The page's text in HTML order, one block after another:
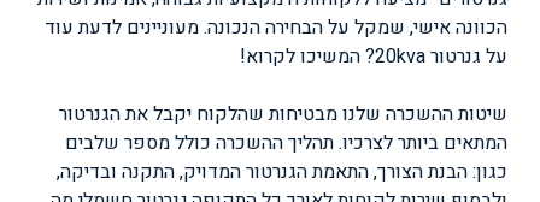
הכוונה אישי, שמקל על הבחירה הנכונה. מעוניינים לדעת עוד
על גנרטור 20kva? המשיכו לקרוא!
שיטות ההשכרה שלנו מבטיחות שהלקוח יקבל את הגנרטור
המתאים ביותר לצרכיו. תהליך ההשכרה כולל מספר שלבים
כגון: הבנת הצורך, התאמת הגנרטור המדויק, התקנה ובדיקה,